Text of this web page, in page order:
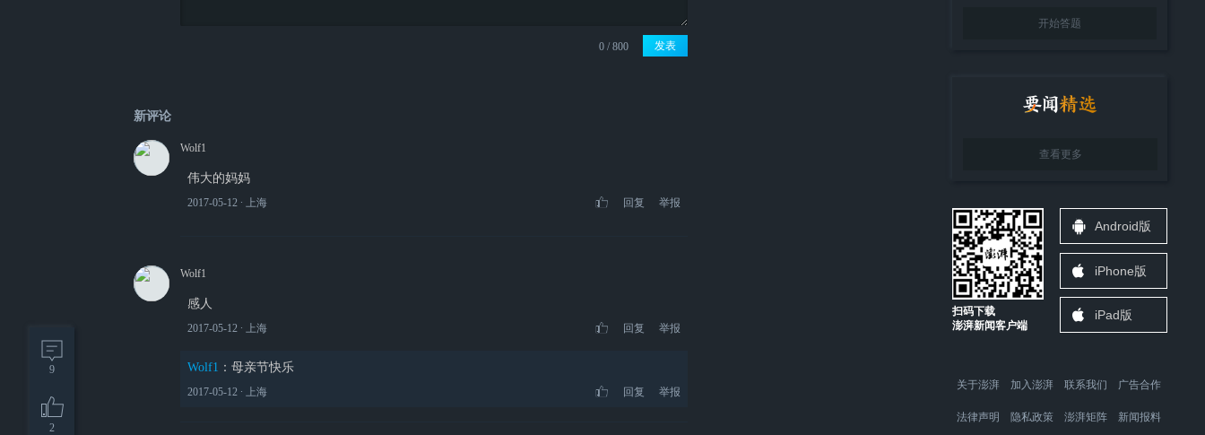
9
2
发表
新评论
Wolf1
伟大的妈妈
2017-05-12 ∙ 上海 回复 举报
Wolf1
感人
2017-05-12 ∙ 上海 回复 举报
Wolf1 ： 母亲节快乐
2017-05-12 ∙ 上海 回复 举报
开始答题
查看更多
扫码下载
澎湃新闻客户端
Android版
iPhone版
iPad版
关于澎湃 加入澎湃 联系我们 广告合作
法律声明 隐私政策 澎湃矩阵 新闻报料